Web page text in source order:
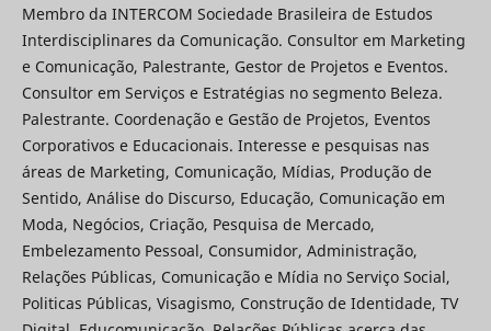
Membro da INTERCOM Sociedade Brasileira de Estudos
Interdisciplinares da Comunicação. Consultor em Marketing
e Comunicação, Palestrante, Gestor de Projetos e Eventos.
Consultor em Serviços e Estratégias no segmento Beleza.
Palestrante. Coordenação e Gestão de Projetos, Eventos
Corporativos e Educacionais. Interesse e pesquisas nas
áreas de Marketing, Comunicação, Mídias, Produção de
Sentido, Análise do Discurso, Educação, Comunicação em
Moda, Negócios, Criação, Pesquisa de Mercado,
Embelezamento Pessoal, Consumidor, Administração,
Relações Públicas, Comunicação e Mídia no Serviço Social,
Politicas Públicas, Visagismo, Construção de Identidade, TV